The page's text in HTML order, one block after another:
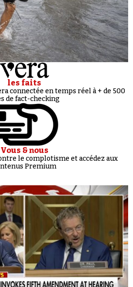
les faits
connectée en temps réel à + de 500
de fact-checking
Vous & nous
le complotisme et accédez aux
Premium